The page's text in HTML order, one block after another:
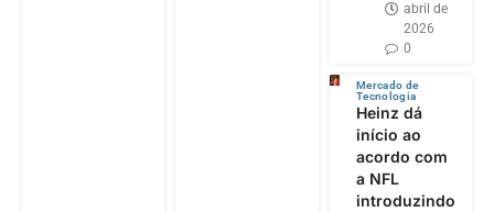
abril de
2026
0
Mercado de
Tecnologia
Heinz dá
início ao
acordo com
a NFL
introduzindo